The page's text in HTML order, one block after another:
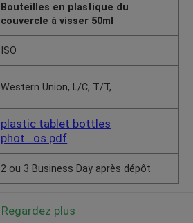
Bouteilles en plastique du
couvercle à visser 50ml
ISO
Western Union, L/C, T/T,
plastic tablet bottles
phot...os.pdf
2 ou 3 Business Day après dépôt
Regardez plus